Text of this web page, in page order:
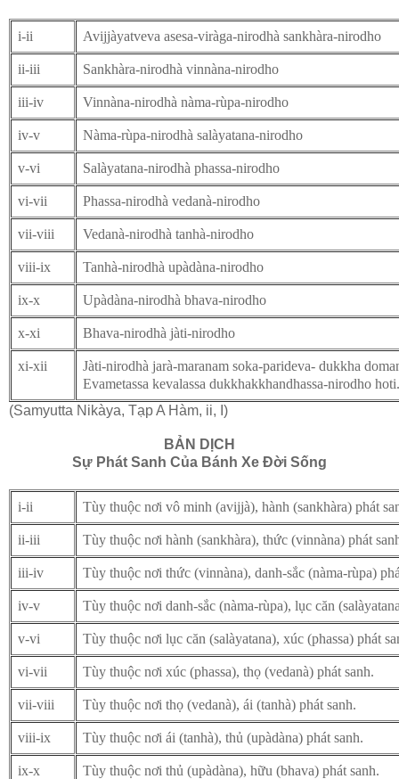
i-ii Avijjàyatveva asesa-viràga-nirodhà sankhàra-nirodho
ii-iii Sankhàra-nirodhà vinnàna-nirodho
iii-iv Vinnàna-nirodhà nàma-rùpa-nirodho
iv-v Nàma-rùpa-nirodhà salàyatana-nirodho
v-vi Salàyatana-nirodhà phassa-nirodho
vi-vii Phassa-nirodhà vedanà-nirodho
vii-viii Vedanà-nirodhà tanhà-nirodho
viii-ix Tanhà-nirodhà upàdàna-nirodho
ix-x Upàdàna-nirodhà bhava-nirodho
x-xi Bhava-nirodhà jàti-nirodho
xi-xii
Jàti-nirodhà jarà-maranam soka-parideva- dukkha
Evametassa kevalassa dukkhakkhandhassa-nirodho hoti.
(Samyutta Nikàya, Tạp A Hàm, ii, I)
BẢN DỊCH
Sự Phát Sanh Của Bánh Xe Ðời Sống
i-ii Tùy thuộc nơi vô minh (avijjà), hành (sankhàra) phát
ii-iii Tùy thuộc nơi hành (sankhàra), thức (vinnàna) phát
iii-iv Tùy thuộc nơi thức (vinnàna), danh-sắc (nàma-rùpa)
iv-v Tùy thuộc nơi danh-sắc (nàma-rùpa), lục căn (sal
v-vi Tùy thuộc nơi lục căn (salàyatana), xúc (phassa) phát
vi-vii Tùy thuộc nơi xúc (phassa), thọ (vedanà) phát sanh.
vii-viii Tùy thuộc nơi thọ (vedanà), ái (tanhà) phát sanh.
viii-ix Tùy thuộc nơi ái (tanhà), thủ (upàdàna) phát sanh.
ix-x Tùy thuộc nơi thủ (upàdàna), hữu (bhava) phát sanh.